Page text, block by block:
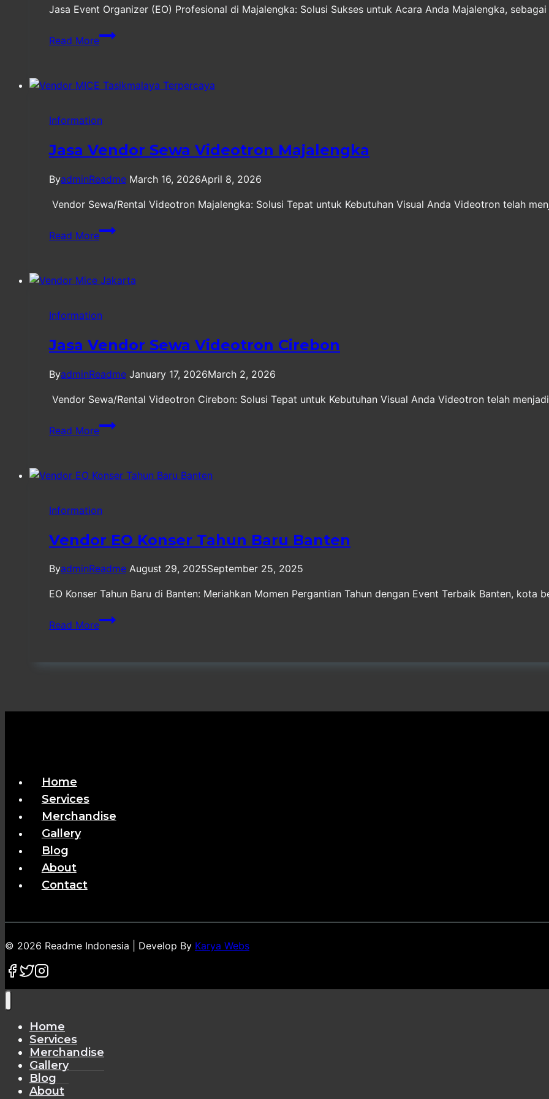
Jasa Event Organizer (EO) Profesional di Majalengka: Solusi Sukses untuk Acara Anda Majalengka,
Read More
Jasa
Event
(EO)
Profesional
Majalengka
Terpercaya
Information
Jasa Vendor Sewa Videotron Majalengka
ByadminReadme March 16, 2026April 8, 2026
Vendor Sewa/Rental Videotron Majalengka: Solusi Tepat untuk Kebutuhan Visual Anda Videotron telah
Read More
Jasa
Vendor
Videotron
Information
Jasa Vendor Sewa Videotron Cirebon
ByadminReadme January 17, 2026March 2, 2026
Vendor Sewa/Rental Videotron Cirebon: Solusi Tepat untuk Kebutuhan Visual Anda Videotron telah
Read More
Jasa
Vendor
Videotron
Information
Vendor EO Konser Tahun Baru Banten
ByadminReadme August 29, 2025September 25, 2025
EO Konser Tahun Baru di Banten: Meriahkan Momen Pergantian Tahun dengan Event Terbaik Banten, kota
Read More
Vendor
EO
Tahun
Home
Services
Merchandise
Gallery
Blog
About
Contact
© 2026 Readme Indonesia | Develop By Karya Webs
Home
Services
Merchandise
Gallery
Blog
About